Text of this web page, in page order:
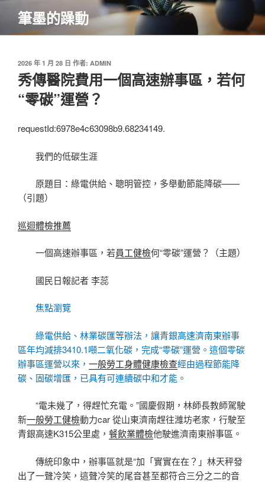
主
筆墨的躁動
發
佈
於
2026 年 1 月 28 日 作者: ADMIN
秀傳醫院費用一個高速辦事區，若何
“零碳”運營？
requestId:6978e4c63098b9.68234149.
我們的低碳生涯
原題目：綠電供給、聰明管控，多舉動節能降碳——
（引題）
巡迴體檢推薦
一個高速辦事區，若員工健檢何“零碳”運營？（主題）
國民日報記者 李蕊
焦點瀏覽
綠電供給、林業碳匯等辦法，讓青銀高速濟南東辦事
區年均減排3410.1噸二氧化碳，完成“零碳”運營。這個零碳
辦事區運營以來， 一般勞工身體健康檢查經由過程節能降
碳、固碳增匯，已具有可連續碳中和才能。
“電未幾了，得趕忙充電。”國慶假期，林師長教師駕駛
新一般勞工健檢動力car 從山東濟南趕往濰坊老家，行駛至
青銀高速K315公里處， 餐飲業體檢他駛進濟南東辦事區。
傳統印象中，辦事區就是“加「實實在在？」林天秤發
出了一聲冷笑，這聲冷笑的尾音甚至都符合三分之二的音